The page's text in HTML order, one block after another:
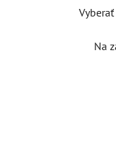
Na